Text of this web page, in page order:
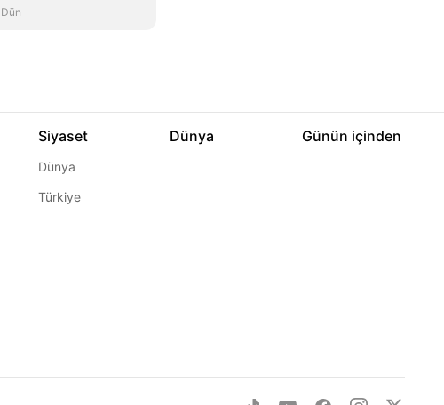
Dün
Siyaset
Dünya
Türkiye
Dünya Günün içinden